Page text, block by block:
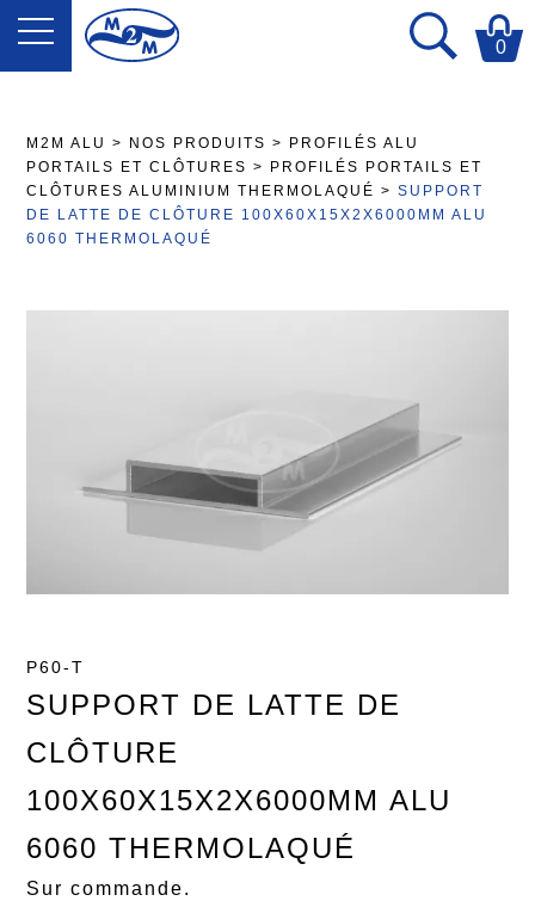
0
M2M ALU > NOS PRODUITS >
PROFILÉS ALU
PORTAILS ET CLÔTURES>
PROFILÉS PORTAILS ET
CLÔTURES ALUMINIUM THERMOLAQUÉ >SUPPORT
DE LATTE DE CLÔTURE 100X60X15X2X6000MM ALU
6060 THERMOLAQUÉ
P60-T
SUPPORT DE LATTE DE
CLÔTURE
100X60X15X2X6000MM ALU
6060 THERMOLAQUÉ
Sur commande.